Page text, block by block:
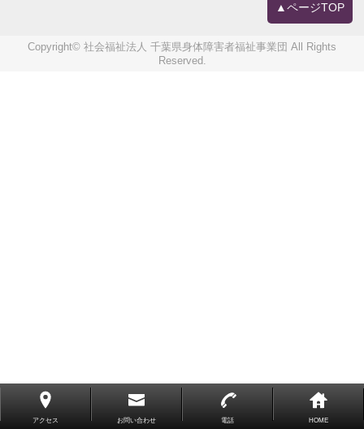
▲ページTOP
Copyright© 社会福祉法人 千葉県身体障害者福祉事業団 All Rights
Reserved.
アクセス お問い合わせ 電話 HOME